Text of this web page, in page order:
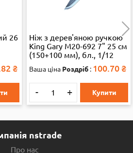
26
₴
Ніж з дерев'яною ручкою
King Gary M20-692 7" 25 см
(150+100 мм), бл., 1/12
Ваша ціна Роздріб : 100.70 ₴
- + Купити
nstrade
Про нас